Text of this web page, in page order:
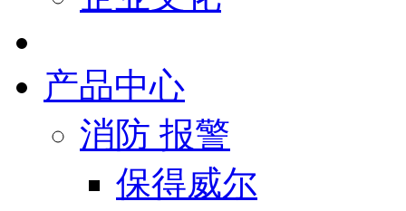
产品中心
消防 报警
保得威尔